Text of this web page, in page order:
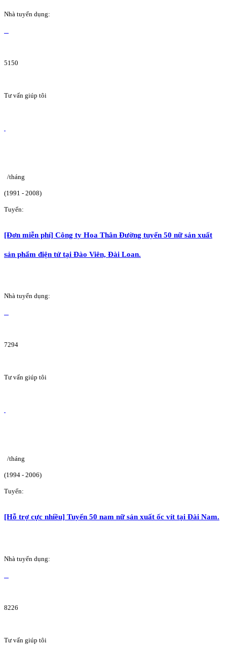
Nhà tuyển dụng:
5150
Tư vấn giúp tôi
/tháng
(1991 - 2008)
Tuyển:
[Đơn miễn phí] Công ty Hoa Thân Đường tuyển 50 nữ sản xuất
sản phẩm điện tử tại Đào Viên, Đài Loan.
Nhà tuyển dụng:
7294
Tư vấn giúp tôi
/tháng
(1994 - 2006)
Tuyển:
[Hỗ trợ cực nhiều] Tuyển 50 nam nữ sản xuất ốc vít tại Đài Nam.
Nhà tuyển dụng:
8226
Tư vấn giúp tôi